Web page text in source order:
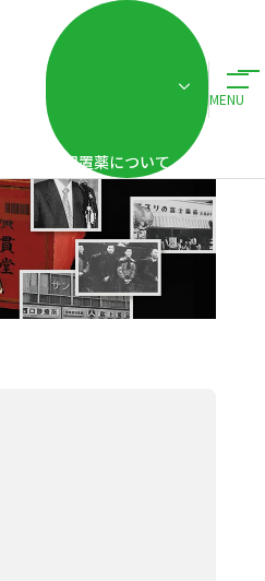
配置薬について
MENU